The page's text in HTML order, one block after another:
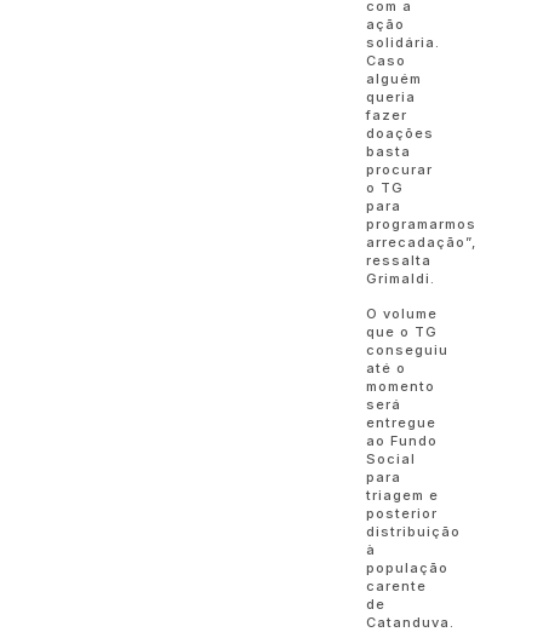
com a
ação
solidária.
Caso
alguém
queria
fazer
doações
basta
procurar
o TG
para
programarmos
arrecadação”,
ressalta
Grimaldi.
O volume
que o TG
conseguiu
até o
momento
será
entregue
ao Fundo
Social
para
triagem e
posterior
distribuição
à
população
carente
de
Catanduva.